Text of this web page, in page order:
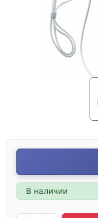
В наличии